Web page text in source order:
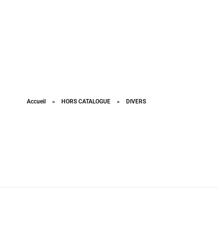
Accueil » HORS CATALOGUE » DIVERS